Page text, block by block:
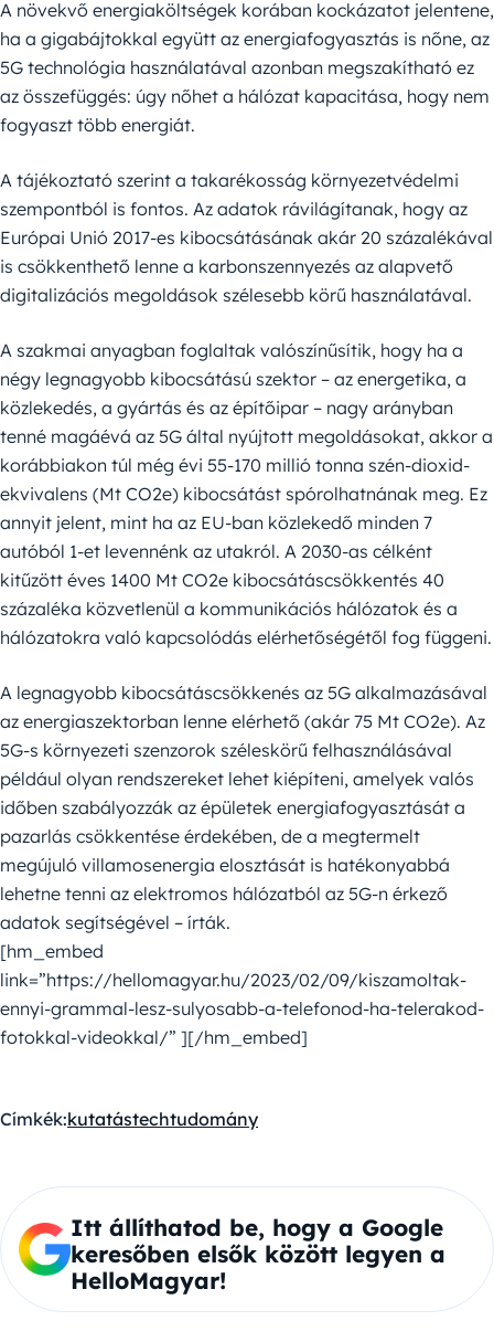
A növekvő energiaköltségek korában kockázatot jelentene,
ha a gigabájtokkal együtt az energiafogyasztás is nőne, az
5G technológia használatával azonban megszakítható ez
az összefüggés: úgy nőhet a hálózat kapacitása, hogy nem
fogyaszt több energiát.
A tájékoztató szerint a takarékosság környezetvédelmi
szempontból is fontos. Az adatok rávilágítanak, hogy az
Európai Unió 2017-es kibocsátásának akár 20 százalékával
is csökkenthető lenne a karbonszennyezés az alapvető
digitalizációs megoldások szélesebb körű használatával.
A szakmai anyagban foglaltak valószínűsítik, hogy ha a
négy legnagyobb kibocsátású szektor – az energetika, a
közlekedés, a gyártás és az építőipar – nagy arányban
tenné magáévá az 5G által nyújtott megoldásokat, akkor a
korábbiakon túl még évi 55-170 millió tonna szén-dioxid-
ekvivalens (Mt CO2e) kibocsátást spórolhatnának meg. Ez
annyit jelent, mint ha az EU-ban közlekedő minden 7
autóból 1-et levennénk az utakról. A 2030-as célként
kitűzött éves 1400 Mt CO2e kibocsátáscsökkentés 40
százaléka közvetlenül a kommunikációs hálózatok és a
hálózatokra való kapcsolódás elérhetőségétől fog függeni.
A legnagyobb kibocsátáscsökkenés az 5G alkalmazásával
az energiaszektorban lenne elérhető (akár 75 Mt CO2e). Az
5G-s környezeti szenzorok széleskörű felhasználásával
például olyan rendszereket lehet kiépíteni, amelyek valós
időben szabályozzák az épületek energiafogyasztását a
pazarlás csökkentése érdekében, de a megtermelt
megújuló villamosenergia elosztását is hatékonyabbá
lehetne tenni az elektromos hálózatból az 5G-n érkező
adatok segítségével – írták.
[hm_embed
link=”https://hellomagyar.hu/2023/02/09/kiszamoltak-
ennyi-grammal-lesz-sulyosabb-a-telefonod-ha-telerakod-
fotokkal-videokkal/” ][/hm_embed]
Címkék:kutatástechtudomány
Itt állíthatod be, hogy a Google
keresőben elsők között legyen a
HelloMagyar!